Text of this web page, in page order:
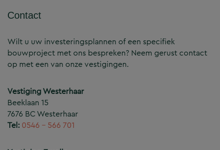
Contact
Wilt u uw investeringsplannen of een specifiek
bouwproject met ons bespreken? Neem gerust contact
op met een van onze vestigingen.
Vestiging Westerhaar
Beeklaan 15
7676 BC Westerhaar
Tel: 0546 – 566 701